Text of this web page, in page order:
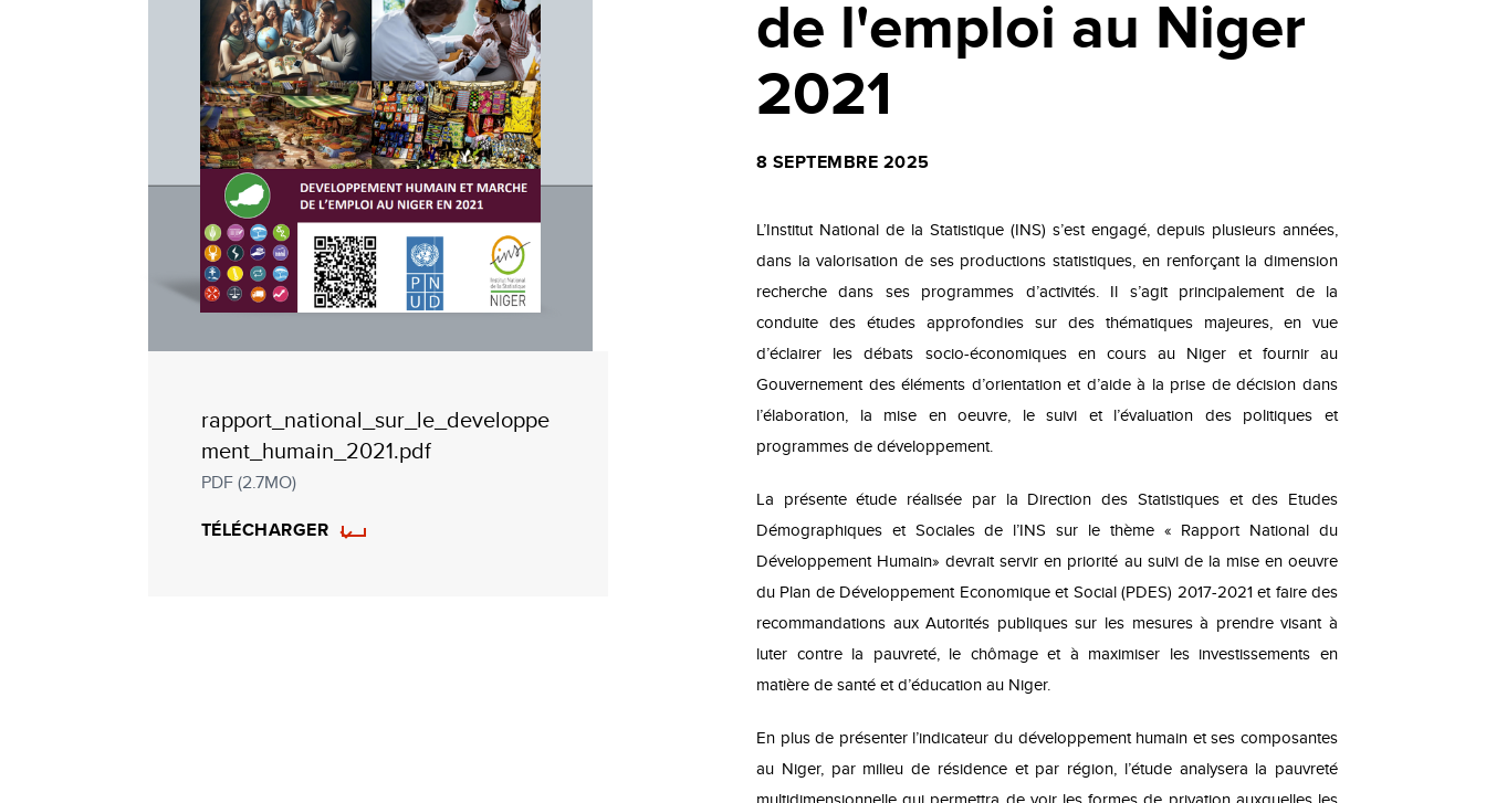
rapport_national_sur_le_developpe
ment_humain_2021.pdf
PDF (2.7MO)
TÉLÉCHARGER
de l'emploi au Niger
2021
8 SEPTEMBRE 2025
L’Institut National de la Statistique (INS) s’est engagé, depuis plusieurs années,
dans la valorisation de ses productions statistiques, en renforçant la dimension
recherche dans ses programmes d’activités. Il s’agit principalement de la
conduite des études approfondies sur des thématiques majeures, en vue
d’éclairer les débats socio-économiques en cours au Niger et fournir au
Gouvernement des éléments d’orientation et d’aide à la prise de décision dans
l’élaboration, la mise en oeuvre, le suivi et l’évaluation des politiques et
programmes de développement.
La présente étude réalisée par la Direction des Statistiques et des Etudes
Démographiques et Sociales de l’INS sur le thème « Rapport National du
Développement Humain» devrait servir en priorité au suivi de la mise en oeuvre
du Plan de Développement Economique et Social (PDES) 2017-2021 et faire des
recommandations aux Autorités publiques sur les mesures à prendre visant à
luter contre la pauvreté, le chômage et à maximiser les investissements en
matière de santé et d’éducation au Niger.
En plus de présenter l’indicateur du développement humain et ses composantes
au Niger, par milieu de résidence et par région, l’étude analysera la pauvreté